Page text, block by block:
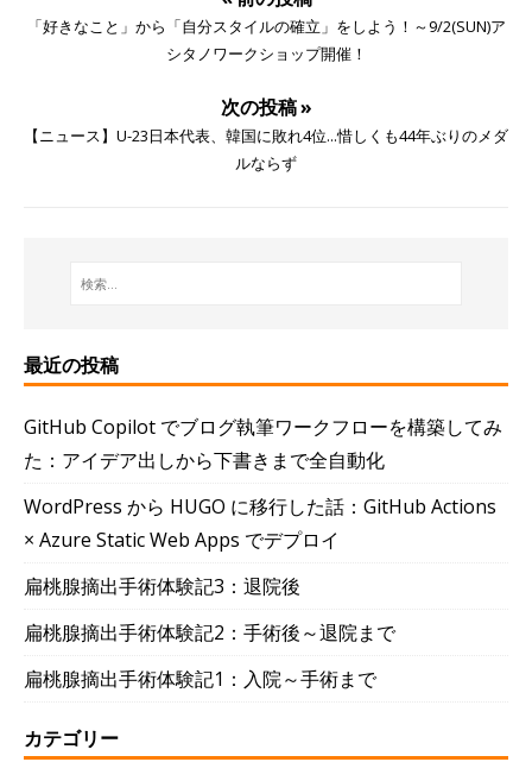
「好きなこと」から「自分スタイルの確立」をしよう！～9/2(SUN)ア
シタノワークショップ開催！
次の投稿 »
【ニュース】U-23日本代表、韓国に敗れ4位...惜しくも44年ぶりのメダ
ルならず
最近の投稿
GitHub Copilot でブログ執筆ワークフローを構築してみ
た：アイデア出しから下書きまで全自動化
WordPress から HUGO に移行した話：GitHub Actions
× Azure Static Web Apps でデプロイ
扁桃腺摘出手術体験記3：退院後
扁桃腺摘出手術体験記2：手術後～退院まで
扁桃腺摘出手術体験記1：入院～手術まで
カテゴリー